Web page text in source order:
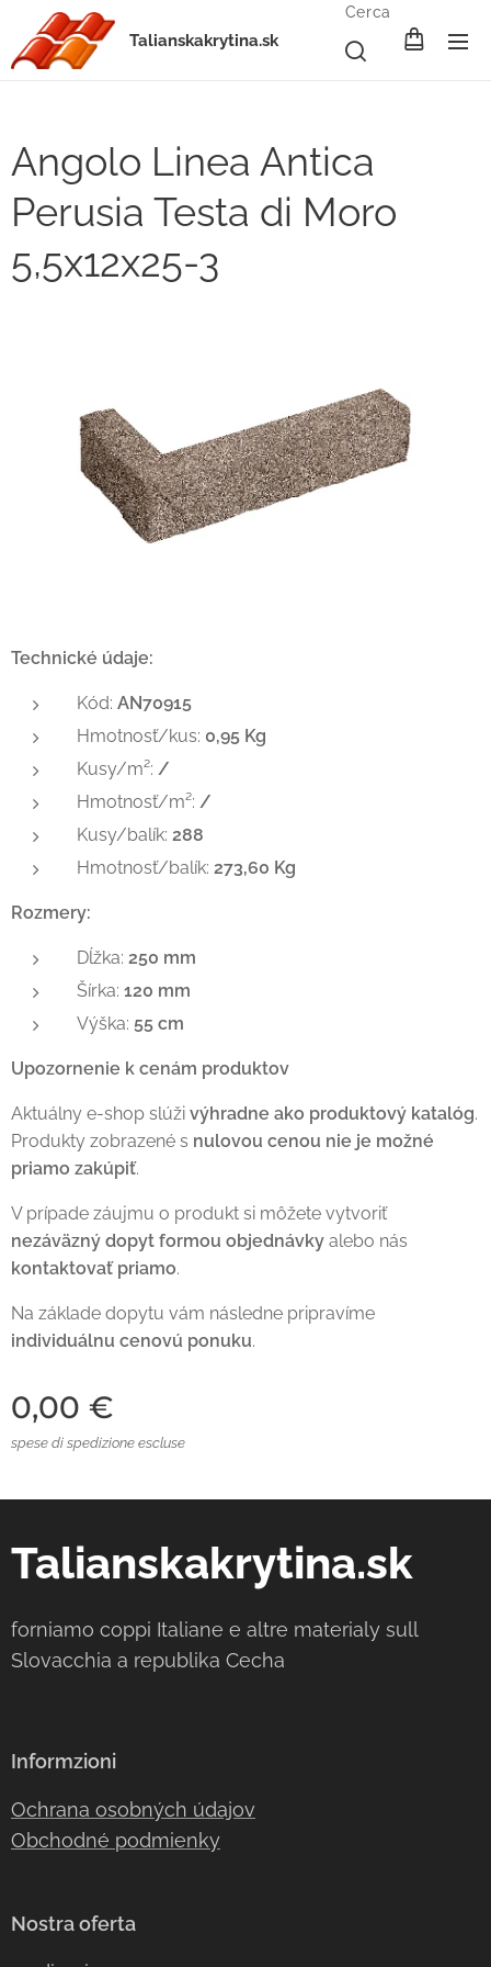
Talianskakrytina.sk
Cerca
Angolo Linea Antica
Perusia Testa di Moro
5,5x12x25-3
Technické údaje:
Kód: AN70915
Hmotnosť/kus: 0,95 Kg
Kusy/m²: /
Hmotnosť/m²: /
Kusy/balík: 288
Hmotnosť/balík: 273,60 Kg
Rozmery:
Dĺžka: 250 mm
Šírka: 120 mm
Výška: 55 cm
Upozornenie k cenám produktov
Aktuálny e-shop slúži výhradne ako produktový katalóg.
Produkty zobrazené s nulovou cenou nie je možné
priamo zakúpiť.
V prípade záujmu o produkt si môžete vytvoriť
nezáväzný dopyt formou objednávky alebo nás
kontaktovať priamo.
Na základe dopytu vám následne pripravíme
individuálnu cenovú ponuku.
0,00 €
spese di spedizione escluse
Talianskakrytina.sk
forniamo coppi Italiane e altre materialy sull
Slovacchia a republika Cecha
Informzioni
Ochrana osobných údajov
Obchodné podmienky
Nostra oferta